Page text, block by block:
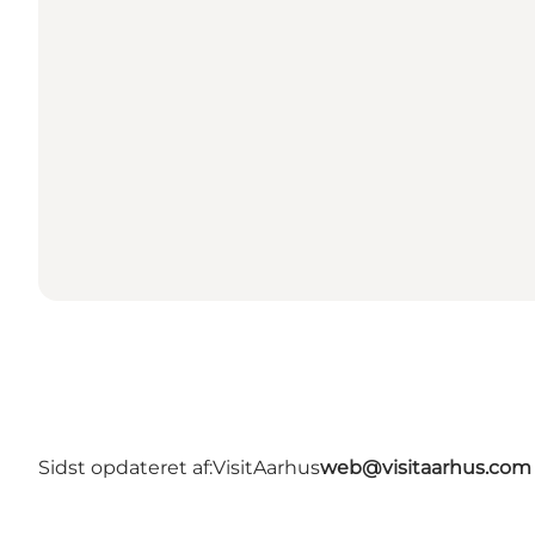
Sidst opdateret af:VisitAarhusweb@visitaarhus.com